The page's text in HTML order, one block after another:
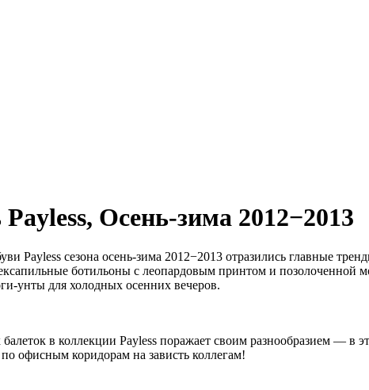
Осень-зима 2012−2013
Payless сезона осень-зима 2012−2013 отразились главные
ботильоны с леопардовым принтом и
унты для холодных осенних вечеров.
в коллекции Payless поражает своим разнообразием —
офисным коридорам на зависть коллегам!